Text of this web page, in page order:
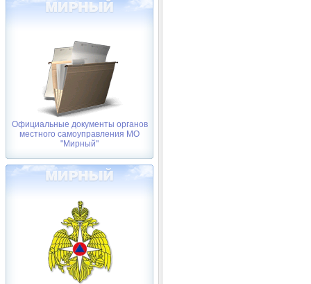
Официальные документы органов
местного самоуправления МО
"Мирный"